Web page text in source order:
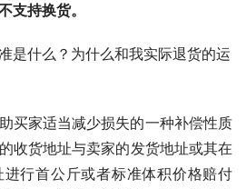
支持换货。
是什么？为什么和我实际退货的运
买家适当减少损失的一种补偿性质
收货地址与卖家的发货地址或其在
行首公斤或者标准体积价格赔付